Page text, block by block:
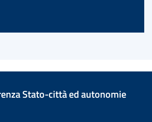
Stato-città ed autonomie